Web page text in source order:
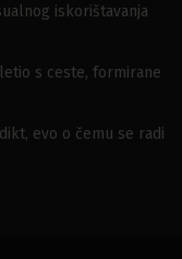
iskorištavanja
s ceste, formirane
evo o čemu se radi